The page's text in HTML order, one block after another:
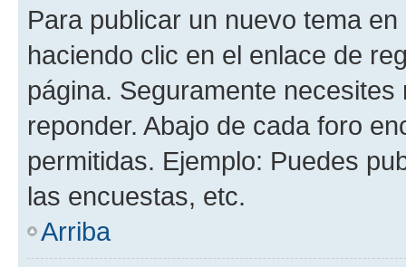
Para publicar un nuevo tema
haciendo clic en el enlace de
página. Seguramente
reponder. Abajo de cada foro
permitidas. Ejemplo: Puedes
las encuestas, etc.
Arriba